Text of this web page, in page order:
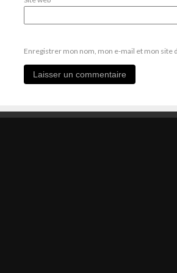
Enregistrer mon nom, mon e-mail et mon site